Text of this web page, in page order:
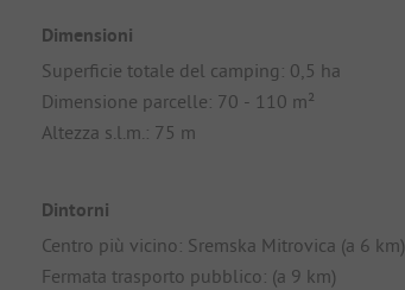
Dimensioni
Superficie totale del camping: 0,5 ha
Dimensione parcelle: 70 - 110 m²
Altezza s.l.m.: 75 m
Dintorni
Centro più vicino: Sremska Mitrovica (a 6 km)
Fermata trasporto pubblico: (a 9 km)